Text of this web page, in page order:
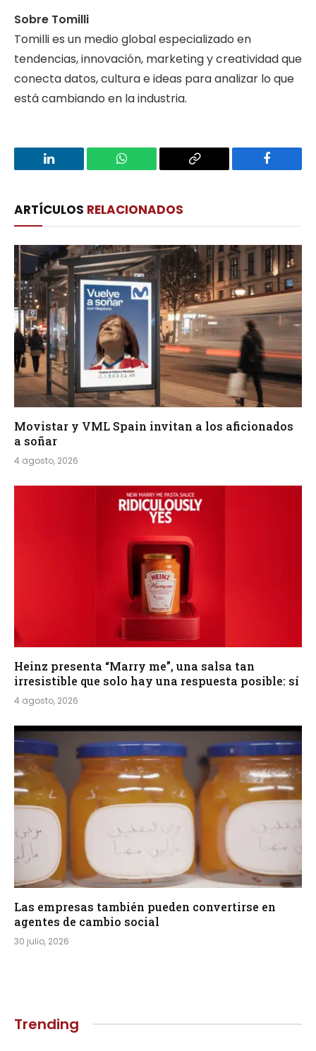
Sobre Tomilli
Tomilli es un medio global especializado en
tendencias, innovación, marketing y creatividad que
conecta datos, cultura e ideas para analizar lo que
está cambiando en la industria.
LinkedIn WhatsApp
Copy
Facebook
ARTÍCULOS RELACIONADOS
Movistar y VML Spain invitan a los aficionados
a soñar
4 agosto, 2026
Heinz presenta “Marry me”, una salsa tan
irresistible que solo hay una respuesta posible: sí
4 agosto, 2026
Las empresas también pueden convertirse en
agentes de cambio social
30 julio, 2026
Trending